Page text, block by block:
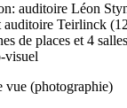
auditoire Léon
auditoire Teirlinck
de places et 4
visuel
vue (photographie)